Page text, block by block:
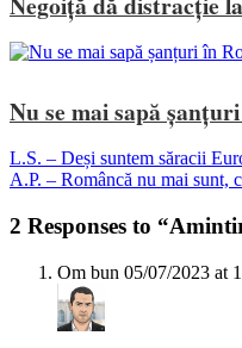
Nu se mai sapă
L.S. – Deși suntem săracii
A.P. – Româncă nu mai sunt,
2 Responses to
Om bun 05/07/2023 at